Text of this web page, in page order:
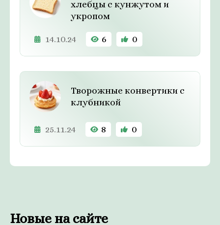
хлебцы с кунжутом и
укропом
14.10.24 6 0
Творожные конвертики с
клубникой
25.11.24 8 0
Новые на сайте